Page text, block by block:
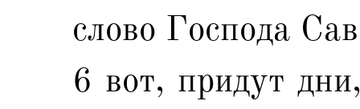
слово Господа
6 вот, придут